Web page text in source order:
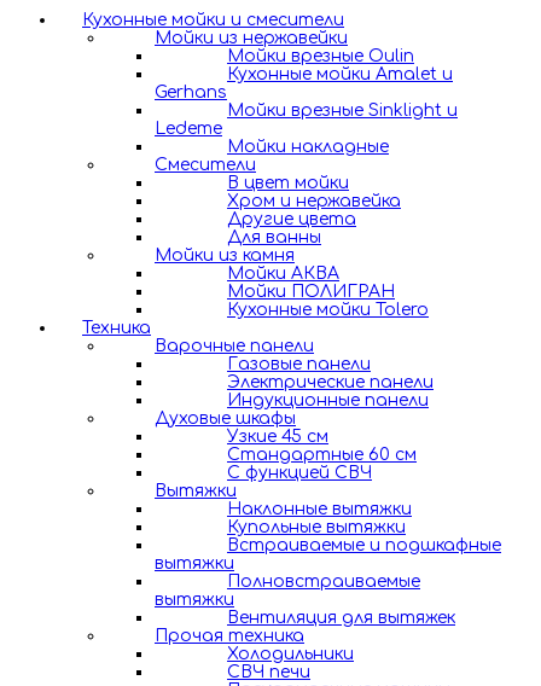
Кухонные мойки и смесители
Мойки из нержавейки
Мойки врезные Oulin
Кухонные мойки Amalet и
Gerhans
Мойки врезные Sinklight и
Ledeme
Мойки накладные
Смесители
В цвет мойки
Хром и нержавейка
Другие цвета
Для ванны
Мойки из камня
Мойки АКВА
Мойки ПОЛИГРАН
Кухонные мойки Tolero
Техника
Варочные панели
Газовые панели
Электрические панели
Индукционные панели
Духовые шкафы
Узкие 45 см
Стандартные 60 см
С функцией СВЧ
Вытяжки
Наклонные вытяжки
Купольные вытяжки
Встраиваемые и подшкафные
вытяжки
Полновстраиваемые
вытяжки
Вентиляция для вытяжек
Прочая техника
Холодильники
СВЧ печи